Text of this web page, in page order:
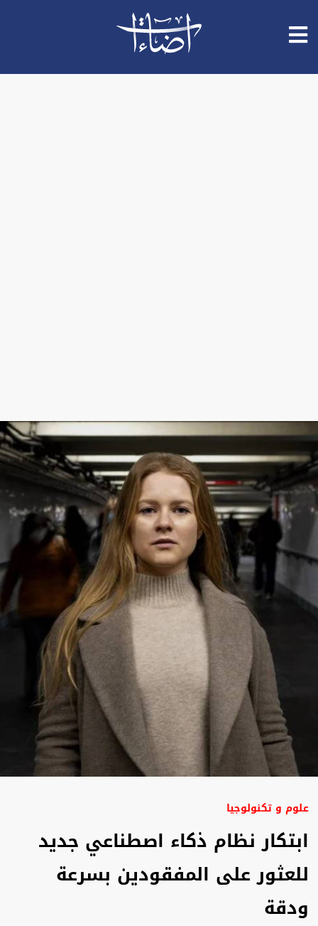
علوم و تكنولوجيا
ابتكار نظام ذكاء اصطناعي جديد
للعثور على المفقودين بسرعة
ودقة